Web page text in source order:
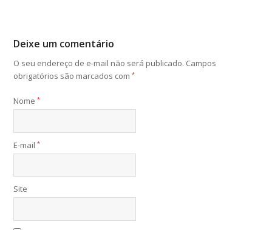
Deixe um comentário
O seu endereço de e-mail não será publicado. Campos
obrigatórios são marcados com*
Nome*
E-mail*
Site